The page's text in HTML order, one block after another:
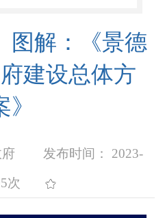
图解：《景德
建设总体方
》
发布时间： 2023-
次